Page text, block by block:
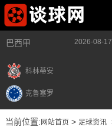
巴西甲 2026-08-
科林蒂安
克鲁塞罗
当前位置: 网站首页> 足球资讯